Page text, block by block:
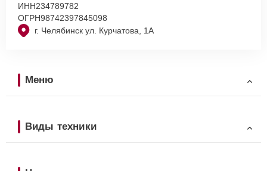
г. Челябинск ул. Курчатова, 1А
ИНН234789782
ОГРН98742397845098
Меню
Виды техники